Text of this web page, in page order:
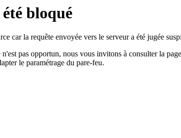
été bloqué
car la requête envoyée vers le serveur a été jugée
pas opportun, nous vous invitons à consulter la page
le paramétrage du pare-feu.